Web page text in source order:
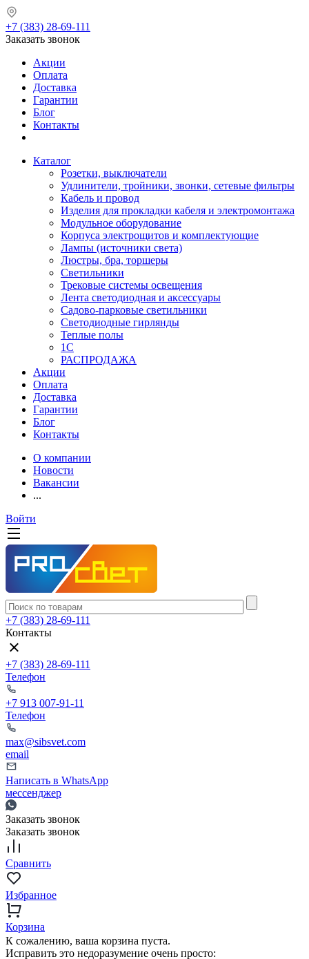
+7 (383) 28-69-111
Заказать звонок
Акции
Оплата
Доставка
Гарантии
Блог
Контакты
Каталог
Розетки, выключатели
Удлинители, тройники, звонки, сетевые фильтры
Кабель и провод
Изделия для прокладки кабеля и электромонтажа
Модульное оборудование
Корпуса электрощитов и комплектующие
Лампы (источники света)
Люстры, бра, торшеры
Светильники
Трековые системы освещения
Лента светодиодная и аксессуары
Садово-парковые светильники
Светодиодные гирлянды
Теплые полы
1С
РАСПРОДАЖА
Акции
Оплата
Доставка
Гарантии
Блог
Контакты
О компании
Новости
Вакансии
...
Войти
+7 (383) 28-69-111
Контакты
+7 (383) 28-69-111
Телефон
+7 913 007-91-11
Телефон
max@sibsvet.com
email
Написать в WhatsApp
мессенджер
Заказать звонок
Заказать звонок
Сравнить
Избранное
Корзина
К сожалению, ваша корзина пуста.
Исправить это недоразумение очень просто: